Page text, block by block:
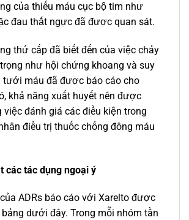
của thiếu máu cục bộ tim như
đau thắt ngực đã được quan sát.
thứ cấp đã biết đến của việc chảy
như hội chứng khoang và suy
tưới máu đã được báo cáo cho
khả năng xuất huyết nên được
việc đánh giá các điều kiện trong
điều trị thuốc chống đông máu
các tác dụng ngoại ý
ADRs báo cáo với Xarelto được
dưới đây. Trong mỗi nhóm tần